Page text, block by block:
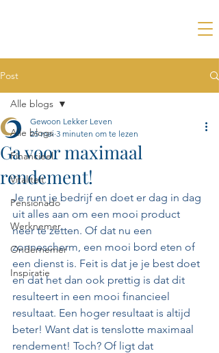
Post
Alle blogs
Financieel
Vitaliteit
Pensionado
Werknemer
Ondernemer
Inspiratie
Alle blogs
Ga voor maximaal
rendement!
Gewoon Lekker Leven
25 mei 3 minuten om te lezen
Je runt je bedrijf en doet er dag in dag
uit alles aan om een mooi product
neer te zetten. Of dat nu een
zonnescherm, een mooi bord eten of
een dienst is. Feit is dat je je best doet
en dat het dan ook prettig is dat dit
resulteert in een mooi financieel
resultaat. Een hoger resultaat is altijd
beter! Want dat is tenslotte maximaal
rendement! Toch? Of ligt dat